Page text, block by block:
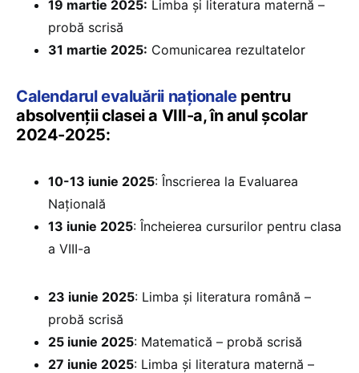
19 martie 2025: Limba și literatura maternă –
probă scrisă
31 martie 2025: Comunicarea rezultatelor
Calendarul evaluării naționalepentru
absolvenții clasei a VIII-a, în anul școlar
2024-2025:
10-13 iunie 2025: Înscrierea la Evaluarea
Națională
13 iunie 2025: Încheierea cursurilor pentru clasa
a VIII-a
23 iunie 2025: Limba și literatura română –
probă scrisă
25 iunie 2025: Matematică – probă scrisă
27 iunie 2025: Limba și literatura maternă –